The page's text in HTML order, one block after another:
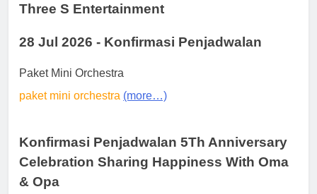
Three S Entertainment
28 Jul 2026 - Konfirmasi Penjadwalan
Paket Mini Orchestra
paket mini orchestra (more…)
Konfirmasi Penjadwalan 5Th Anniversary
Celebration Sharing Happiness With Oma
& Opa